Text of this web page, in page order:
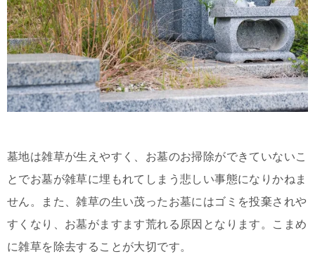
墓地は雑草が生えやすく、お墓のお掃除ができていないこ
とでお墓が雑草に埋もれてしまう悲しい事態になりかねま
せん。また、雑草の生い茂ったお墓にはゴミを投棄されや
すくなり、お墓がますます荒れる原因となります。こまめ
に雑草を除去することが大切です。